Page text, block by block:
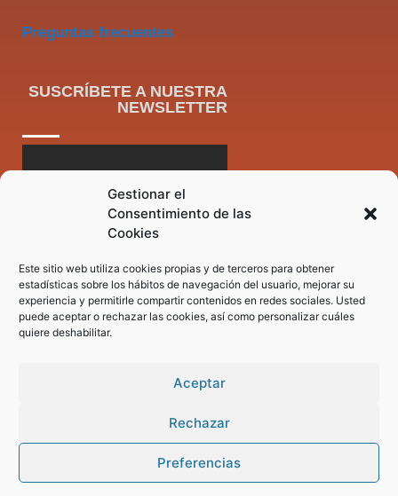
Gestionar el
Consentimiento de las
Cookies
Este sitio web utiliza cookies propias y de terceros para obtener
estadísticas sobre los hábitos de navegación del usuario, mejorar su
experiencia y permitirle compartir contenidos en redes sociales. Usted
puede aceptar o rechazar las cookies, así como personalizar cuáles
quiere deshabilitar.
Aceptar
Rechazar
Preferencias
Preguntas frecuentes
SUSCRÍBETE A NUESTRA
NEWSLETTER